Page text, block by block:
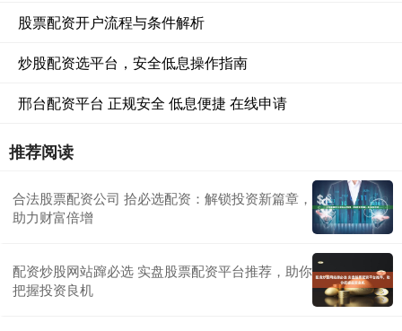
股票配资开户流程与条件解析
炒股配资选平台，安全低息操作指南
邢台配资平台 正规安全 低息便捷 在线申请
推荐阅读
合法股票配资公司 拾必选配资：解锁投资新篇章，
助力财富倍增
配资炒股网站蹿必选 实盘股票配资平台推荐，助你
把握投资良机